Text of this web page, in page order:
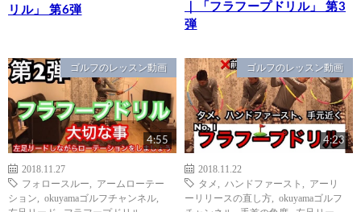
リル」 第6弾
｜「フラフープドリル」 第3
弾
ゴルフのレッスン動画
4:55
2018.11.27
フォロースルー
アームローテー
ション
okuyamaゴルフチャンネル
ゴルフのレッスン動画
4:23
2018.11.22
タメ
ハンドファースト
アーリ
ーリリースの直し方
okuyamaゴルフ